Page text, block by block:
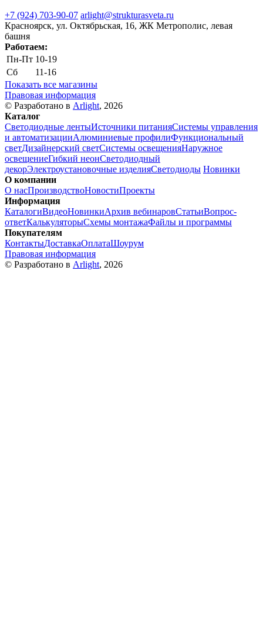
+7 (924) 703-90-07 arlight@strukturasveta.ru
Красноярск, ул. Октябрьская, 16, ЖК Метрополис, левая
башня
Работаем:
Пн-Пт 10-19
Сб
11-16
Показать все магазины
Правовая информация
© Разработано в Arlight, 2026
Каталог
Светодиодные лентыИсточники питанияСистемы управления
и автоматизацииАлюминиевые профилиФункциональный
светДизайнерский светСистемы освещенияНаружное
освещениеГибкий неонСветодиодный
декорЭлектроустановочные изделияСветодиоды Новинки
О компании
О насПроизводствоНовостиПроекты
Информация
КаталогиВидеоНовинкиАрхив вебинаровСтатьиВопрос-
ответКалькуляторыСхемы монтажаФайлы и программы
Покупателям
КонтактыДоставкаОплатаШоурум
Правовая информация
© Разработано в Arlight, 2026